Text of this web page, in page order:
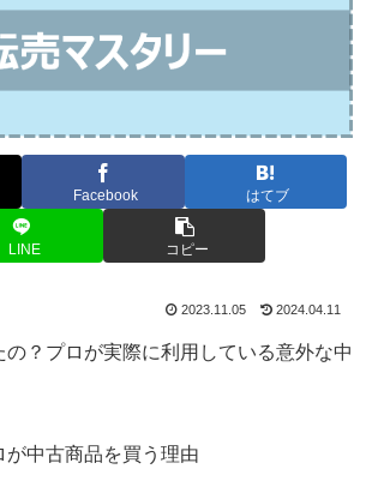
Facebook はてブ
LINE コピー
2023.11.05 2024.04.11
の？プロが実際に利用している意外な中
中古商品を買う理由